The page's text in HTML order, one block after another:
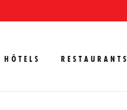
HÔTELS RESTAURANTS